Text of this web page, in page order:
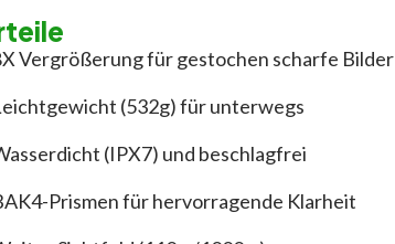
Vergrößerung für gestochen scharfe Bilder
(532g) für unterwegs
(IPX7) und beschlagfrei
Prismen für hervorragende Klarheit